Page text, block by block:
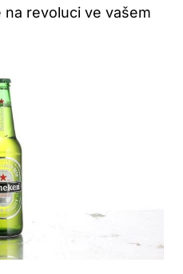
revoluci ve vašem